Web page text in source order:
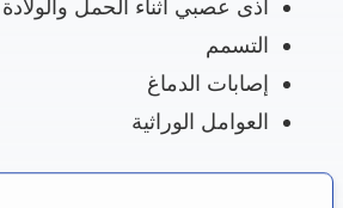
أذى عصبي أثناء الحمل والولادة
التسمم
إصابات الدماغ
العوامل الوراثية